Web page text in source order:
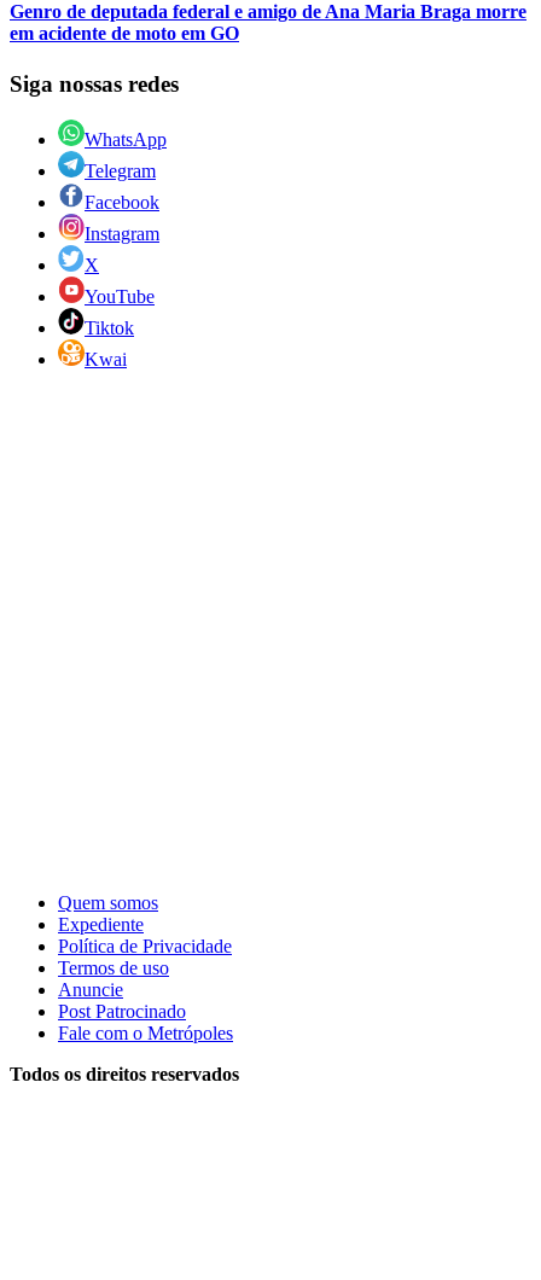
Genro de deputada federal e amigo de Ana Maria Braga morre
em acidente de moto em GO
Siga nossas redes
WhatsApp
Telegram
Facebook
Instagram
X
YouTube
Tiktok
Kwai
Quem somos
Expediente
Política de Privacidade
Termos de uso
Anuncie
Post Patrocinado
Fale com o Metrópoles
Todos os direitos reservados